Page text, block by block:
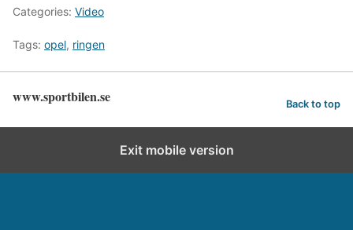
Categories: Video
Tags: opel, ringen
www.sportbilen.se Back to top
Exit mobile version